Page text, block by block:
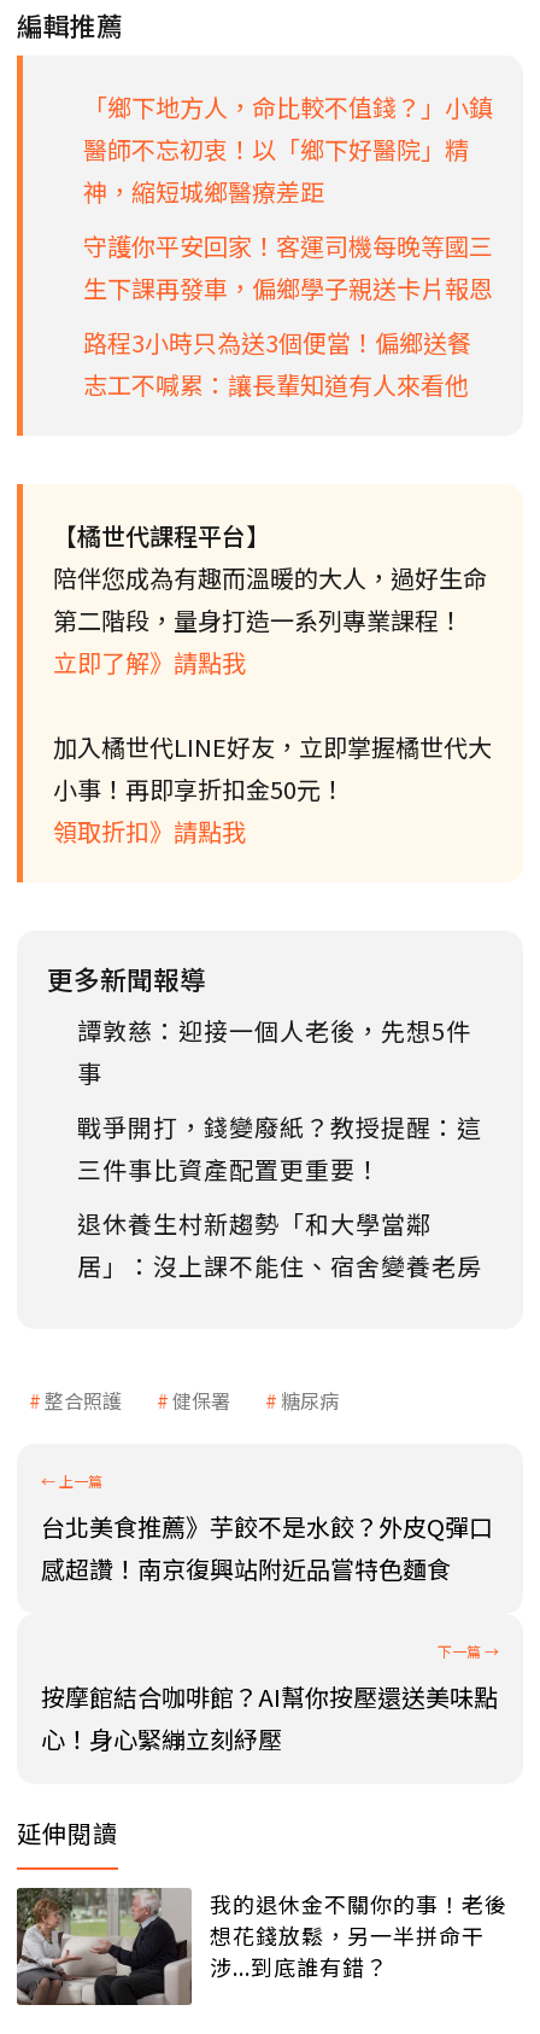
編輯推薦
「鄉下地方人，命比較不值錢？」小鎮
醫師不忘初衷！以「鄉下好醫院」精
神，縮短城鄉醫療差距
守護你平安回家！客運司機每晚等國三
生下課再發車，偏鄉學子親送卡片報恩
路程3小時只為送3個便當！偏鄉送餐
志工不喊累：讓長輩知道有人來看他
【橘世代課程平台】
陪伴您成為有趣而溫暖的大人，過好生命
第二階段，量身打造一系列專業課程！
立即了解》請點我
加入橘世代LINE好友，立即掌握橘世代大
小事！再即享折扣金50元！
領取折扣》請點我
更多新聞報導
譚敦慈：迎接一個人老後，先想5件
事
戰爭開打，錢變廢紙？教授提醒：這
三件事比資產配置更重要！
退休養生村新趨勢「和大學當鄰
居」：沒上課不能住、宿舍變養老房
整合照護 健保署 糖尿病
台北美食推薦》芋餃不是水餃？外皮Q彈口
感超讚！南京復興站附近品嘗特色麵食
按摩館結合咖啡館？AI幫你按壓還送美味點
心！身心緊繃立刻紓壓
延伸閱讀
我的退休金不關你的事！老後
想花錢放鬆，另一半拼命干
涉...到底誰有錯？